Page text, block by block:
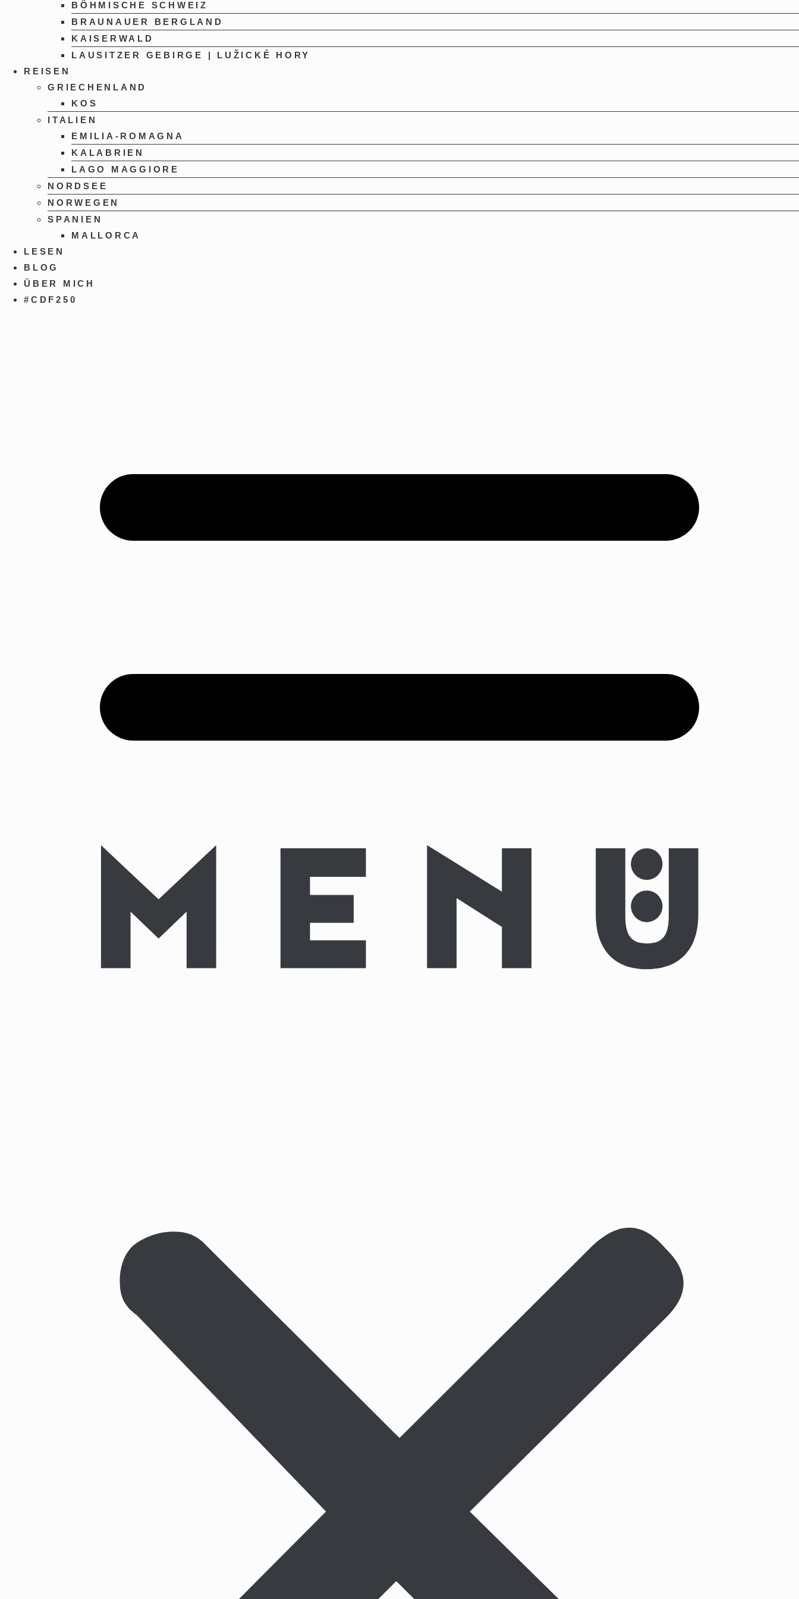
BÖHMISCHE SCHWEIZ
BRAUNAUER BERGLAND
KAISERWALD
LAUSITZER GEBIRGE | LUŽICKÉ HORY
REISEN
GRIECHENLAND
KOS
ITALIEN
EMILIA-ROMAGNA
KALABRIEN
LAGO MAGGIORE
NORDSEE
NORWEGEN
SPANIEN
MALLORCA
LESEN
BLOG
ÜBER MICH
#CDF250